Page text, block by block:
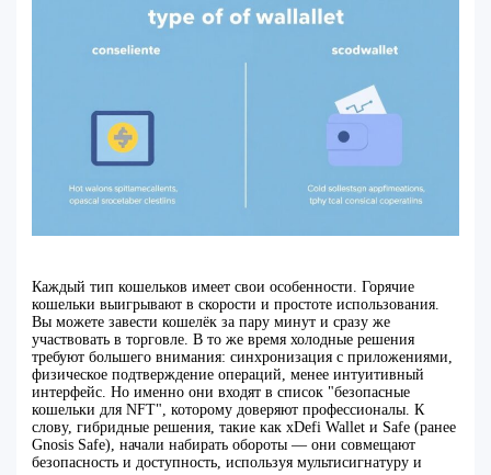
Каждый тип кошельков имеет свои особенности. Горячие
кошельки выигрывают в скорости и простоте использования.
Вы можете завести кошелёк за пару минут и сразу же
участвовать в торговле. В то же время холодные решения
требуют большего внимания: синхронизация с приложениями,
физическое подтверждение операций, менее интуитивный
интерфейс. Но именно они входят в список "безопасные
кошельки для NFT", которому доверяют профессионалы. К
слову, гибридные решения, такие как xDefi Wallet и Safe (ранее
Gnosis Safe), начали набирать обороты — они совмещают
безопасность и доступность, используя мультисигнатуру и